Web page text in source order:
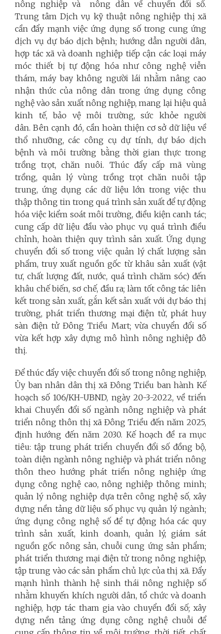
nông nghiệp và nông dân về chuyển đổi số.
Trung tâm Dịch vụ kỹ thuật nông nghiệp thị xã
cần đẩy mạnh việc ứng dụng số trong cung ứng
dịch vụ dự báo dịch bệnh; hướng dẫn người dân,
hợp tác xã và doanh nghiệp tiếp cận các loại máy
móc thiết bị tự động hóa như công nghệ viễn
thám, máy bay không người lái nhằm nâng cao
nhận thức của nông dân trong ứng dụng công
nghệ vào sản xuất nông nghiệp, mang lại hiệu quả
kinh tế, bảo vệ môi trường, sức khỏe người
dân. Bên cạnh đó, cần hoàn thiện cơ sở dữ liệu về
thổ nhưỡng, các công cụ dự tính, dự báo dịch
bệnh và môi trường bằng thời gian thực trong
trồng trọt, chăn nuôi. Thúc đẩy cấp mã vùng
trồng, quản lý vùng trồng trọt chăn nuôi tập
trung, ứng dụng các dữ liệu lớn trong việc thu
thập thông tin trong quá trình sản xuất để tự động
hóa việc kiểm soát môi trường, điều kiện canh tác;
cung cấp dữ liệu đầu vào phục vụ quá trình điều
chỉnh, hoàn thiện quy trình sản xuất. Ứng dụng
chuyển đổi số trong việc quản lý chất lượng sản
phẩm, truy xuất nguồn gốc từ khâu sản xuất (vật
tư, chất lượng đất, nước, quá trình chăm sóc) đến
khâu chế biến, sơ chế, đầu ra; làm tốt công tác liên
kết trong sản xuất, gắn kết sản xuất với dự báo thị
trường, phát triển thương mại điện tử, phát huy
sàn điện tử Đông Triều Mart; vừa chuyển đổi số
vừa kết hợp xây dựng mô hình nông nghiệp đô
thị.
Để thúc đẩy việc chuyển đổi số trong nông nghiệp,
Ủy ban nhân dân thị xã Đông Triều ban hành Kế
hoạch số 106/KH-UBND, ngày 20-3-2022, về triển
khai Chuyển đổi số ngành nông nghiệp và phát
triển nông thôn thị xã Đông Triều đến năm 2025,
định hướng đến năm 2030. Kế hoạch đề ra mục
tiêu: tập trung phát triển chuyển đổi số đồng bộ,
toàn diện ngành nông nghiệp và phát triển nông
thôn theo hướng phát triển nông nghiệp ứng
dụng công nghệ cao, nông nghiệp thông minh;
quản lý nông nghiệp dựa trên công nghệ số, xây
dựng nền tảng dữ liệu số phục vụ quản lý ngành;
ứng dụng công nghệ số để tự động hóa các quy
trình sản xuất, kinh doanh, quản lý, giám sát
nguồn gốc nông sản, chuỗi cung ứng sản phẩm;
phát triển thương mại điện tử trong nông nghiệp,
tập trung vào các sản phẩm chủ lực của thị xã. Đẩy
mạnh hình thành hệ sinh thái nông nghiệp số
nhằm khuyến khích người dân, tổ chức và doanh
nghiệp, hợp tác tham gia vào chuyển đổi số; xây
dựng nền tảng ứng dụng công nghệ chuỗi để